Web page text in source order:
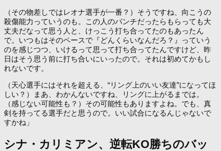
（その物差しではレオナ選手が一番？）そうですね、向こうの
殺傷能力っていうのも。この人のパンチだったらもらっても大
丈夫だなって思う人と、けっこう打ち合ってたのもあったん
で。いつもはそのペースで『どんくらいなんだろ？』っていう
のを感じつつ、いけるって思って打ち合ってたんですけど、昨
日はそう思う前に打ち合いにいったので。それは初めてかもし
れないです。
（天心選手にはそれを超える、“リング上のいい友達”になってほ
しい？）まあ、わかんないですね、リングに上がるまでは。
（感じない可能性も？）その可能性もありますよね。でも、真
剣を持ってる選手だと思うので。いい試合になるんじゃないで
すかね」
シナ・カリミアン、逆転KO勝ちのバッ